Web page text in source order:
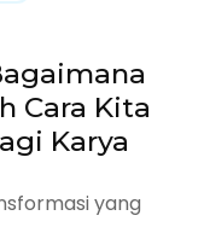
Digital
Cara Kita
Karya
yang